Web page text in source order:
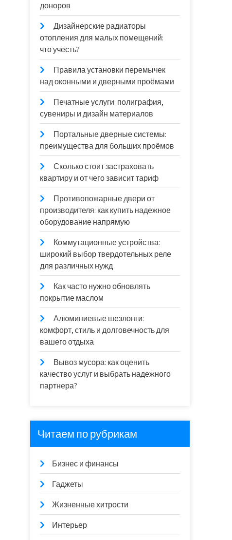
доноров
Дизайнерские радиаторы
отопления для малых помещений:
что учесть?
Правила установки перемычек
над оконными и дверными проёмами
Печатные услуги: полиграфия,
сувениры и дизайн материалов
Портальные дверные системы:
преимущества для больших проёмов
Сколько стоит застраховать
квартиру и от чего зависит тариф
Противопожарные двери от
производителя: как купить надежное
оборудование напрямую
Коммутационные устройства:
широкий выбор твердотельных реле
для различных нужд
Как часто нужно обновлять
покрытие маслом
Алюминиевые шезлонги:
комфорт, стиль и долговечность для
вашего отдыха
Вывоз мусора: как оценить
качество услуг и выбрать надежного
партнера?
Читаем по рубрикам
Бизнес и финансы
Гаджеты
Жизненные хитрости
Интерьер